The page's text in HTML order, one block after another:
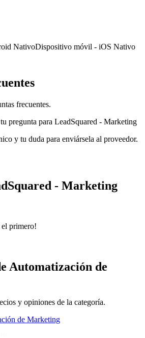
NativoDispositivo móvil - iOS Nativo
frecuentes.
pregunta para LeadSquared - Marketing
y tu duda para enviársela al proveedor.
- Marketing
el primero!
Automatización de
y opiniones de la categoría.
de Marketing